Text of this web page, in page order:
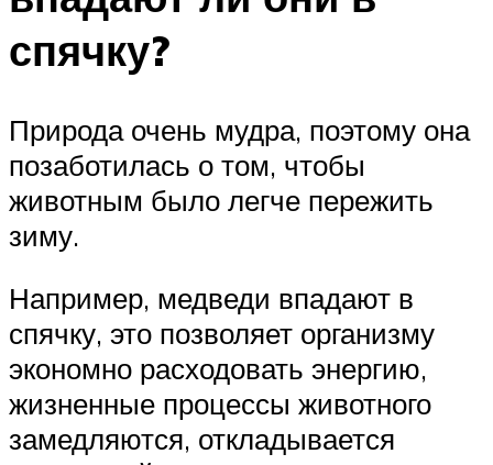
спячку?
Природа очень мудра, поэтому она
позаботилась о том, чтобы
животным было легче пережить
зиму.
Например, медведи впадают в
спячку, это позволяет организму
экономно расходовать энергию,
жизненные процессы животного
замедляются, откладывается